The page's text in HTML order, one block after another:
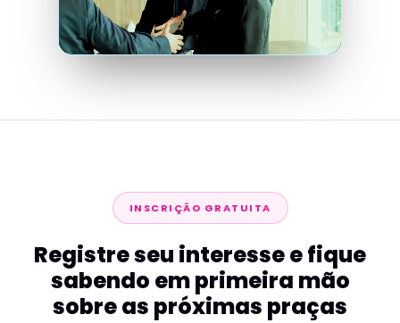
INSCRIÇÃO GRATUITA
Registre seu interesse e fique
sabendo em primeira mão
sobre as próximas praças